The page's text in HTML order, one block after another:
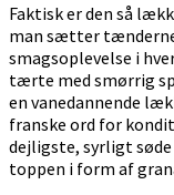
Faktisk er den så
man sætter tænderne
smagsoplevelse i
tærte med smørrig
en vanedannende
franske ord for
dejligste, syrligt
toppen i form af